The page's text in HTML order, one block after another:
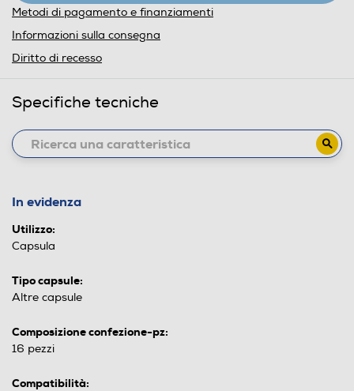
Metodi di pagamento e finanziamenti
Informazioni sulla consegna
Diritto di recesso
Specifiche tecniche
In evidenza
Utilizzo:
Capsula
Tipo capsule:
Altre capsule
Composizione confezione-pz:
16 pezzi
Compatibilità: